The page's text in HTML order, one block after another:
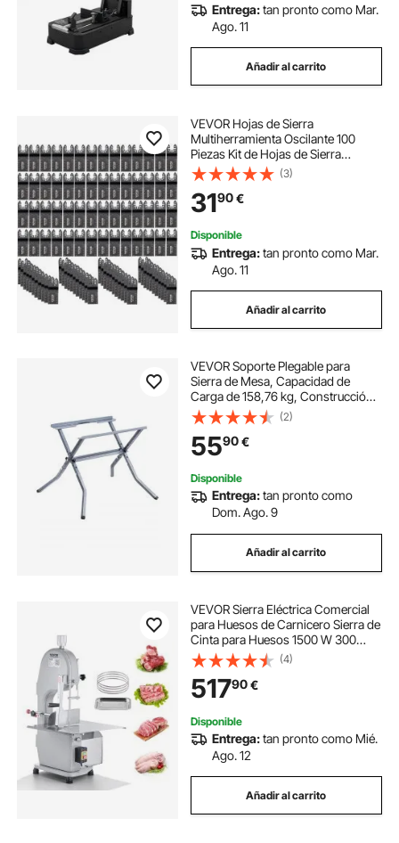
Entrega:tan pronto como Mar.
Ago. 11
Añadir al carrito
VEVOR Hojas de Sierra
Multiherramienta Oscilante 100
Piezas Kit de Hojas de Sierra
Oscilante Cuchillas de
Herramientas Oscilantes Material
de HCS con Caja de Plástico para
Madera y Metal
(3)
3190€
Disponible
Entrega:tan pronto como Mar.
Ago. 11
Añadir al carrito
VEVOR Soporte Plegable para
Sierra de Mesa, Capacidad de
Carga de 158,76 kg, Construcción
Resistente, Fácil Almacenamiento,
Diseño Plegable, Universal para la
Mayoría de las Marcas de Sierras
de Mesa
(2)
5590€
Disponible
Entrega:tan pronto como
Dom. Ago. 9
Añadir al carrito
VEVOR Sierra Eléctrica Comercial
para Huesos de Carnicero Sierra de
Cinta para Huesos 1500 W 300
kg/h Sierra Eléctrica para Carne y
Huesos Congelados Mesa
490x380 mm Espesor 4-200 mm
para Restaurante
(4)
51790€
Disponible
Entrega:tan pronto como Mié.
Ago. 12
Añadir al carrito